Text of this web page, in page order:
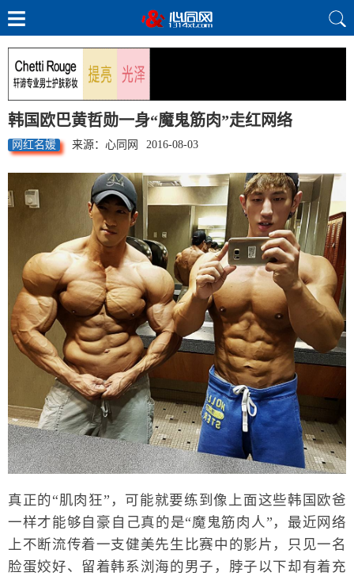
韩国欧巴黄哲勋一身“魔鬼筋肉”走红网络
网红名媛 来源：心同网 2016-08-03
真正的“肌肉狂”，可能就要练到像上面这些韩国欧爸
一样才能够自豪自己真的是“魔鬼筋肉人”，最近网络
上不断流传着一支健美先生比赛中的影片，只见一名
脸蛋姣好、留着韩系浏海的男子，脖子以下却有着充